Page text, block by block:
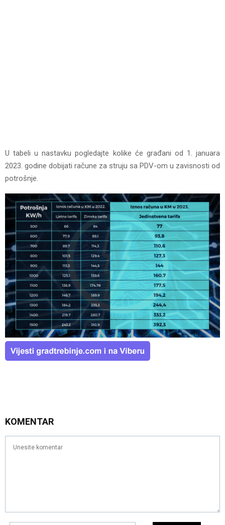
U tabeli u nastavku pogledajte kolike će građani od 1. januara
2023. godine dobijati račune za struju sa PDV-om u zavisnosti od
potrošnje.
KOMENTAR